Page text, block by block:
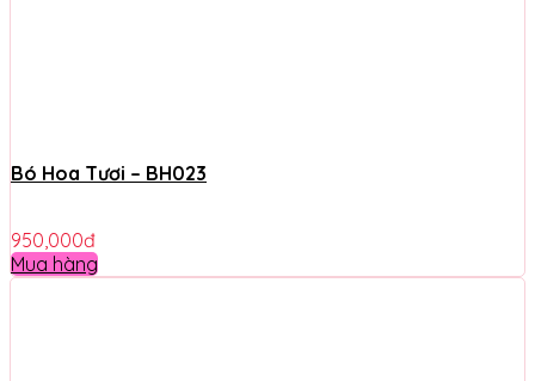
Bó Hoa Tươi – BH023
950,000đ
Mua hàng